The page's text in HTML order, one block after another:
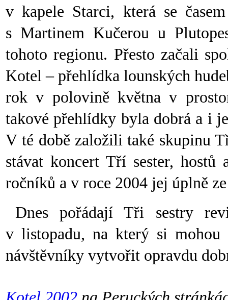
v kapele Starci, která se
s Martinem Kučerou u
tohoto regionu. Přesto začali
Kotel – přehlídka lounských
rok v polovině května v
takové přehlídky byla dobrá a i
V té době založili také skupinu
stávat koncert Tří sester,
ročníků a v roce 2004 jej úplně
Dnes pořádají Tři sestry
v listopadu, na který si
návštěvníky vytvořit opravdu